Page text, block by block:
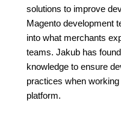
solutions to improve
Magento development
into what merchants
teams. Jakub has
knowledge to ensure
practices when
platform.